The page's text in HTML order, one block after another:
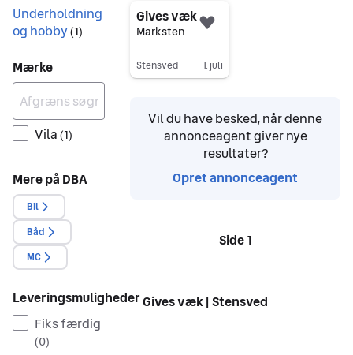
Underholdning
og hobby(1)
Mærke
Vila (1)
Mere på DBA
Bil
Båd
MC
Leveringsmuligheder
Fiks færdig
(0)
Gives væk
Marksten
Stensved 1. juli
Vil du have besked, når denne
annonceagent giver nye
resultater?
Opret annonceagent
Sider
Side 1
Gives væk | Stensved